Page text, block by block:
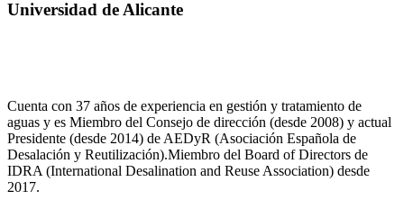
Universidad de Alicante
Cuenta con 37 años de experiencia en gestión y tratamiento de
aguas y es Miembro del Consejo de dirección (desde 2008) y actual
Presidente (desde 2014) de AEDyR (Asociación Española de
Desalación y Reutilización).Miembro del Board of Directors de
IDRA (International Desalination and Reuse Association) desde
2017.